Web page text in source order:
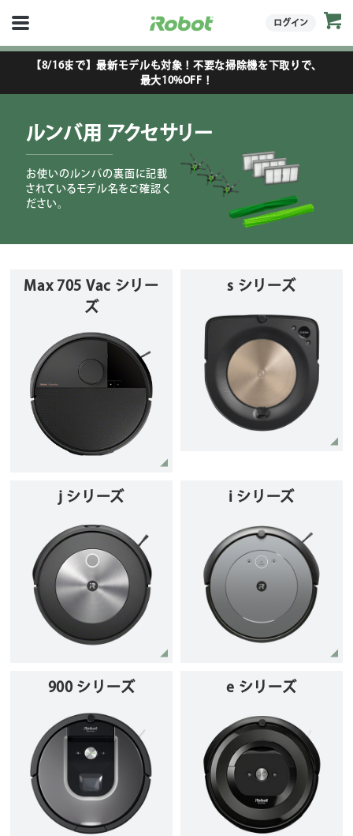
ログイン
【8/16まで】最新モデルも対象！不要な掃除機を下取りで、
最大10%OFF！
ルンバ用 アクセサリー
お使いのルンバの裏面に記載
されているモデル名をご確認く
ださい。
Max 705 Vac シリー
ズ
s シリーズ
j シリーズ i シリーズ
900 シリーズ e シリーズ